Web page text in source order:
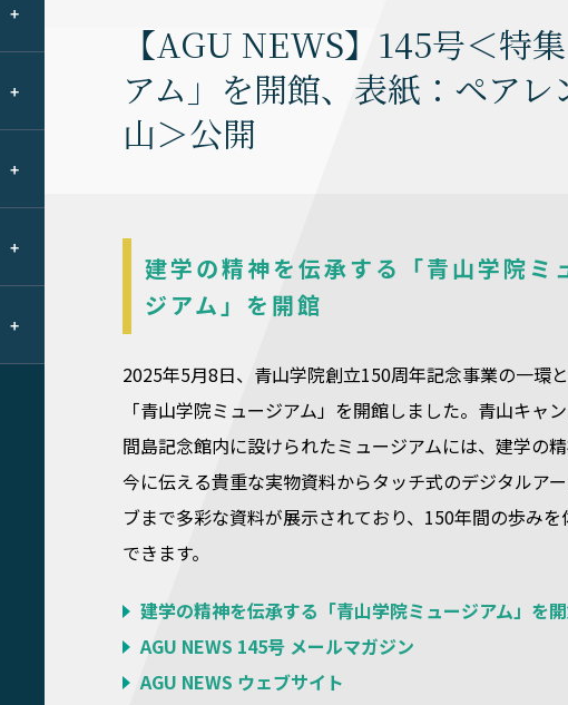
【AGU NEWS】145号＜特
アム」を開館、表紙：ペア
山＞公開
建学の精神を伝承する「青山学院ミ
ジアム」を開館
2025年5月8日、青山学院創立150周年記念事業の一環
「青山学院ミュージアム」を開館しました。青山キャ
間島記念館内に設けられたミュージアムには、建学の
今に伝える貴重な実物資料からタッチ式のデジタルア
ブまで多彩な資料が展示されており、150年間の歩みを
できます。
建学の精神を伝承する「青山学院ミュージアム」を
AGU NEWS 145号 メールマガジン
AGU NEWS ウェブサイト